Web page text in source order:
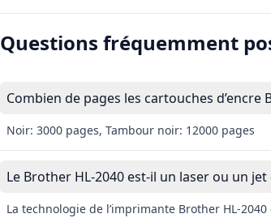
Questions fréquemment
Combien de pages les cartouches
Noir: 3000 pages, Tambour noir: 12000 pages
Le Brother HL-2040 est-il un laser ou un jet
La technologie de l’imprimante Brother HL-